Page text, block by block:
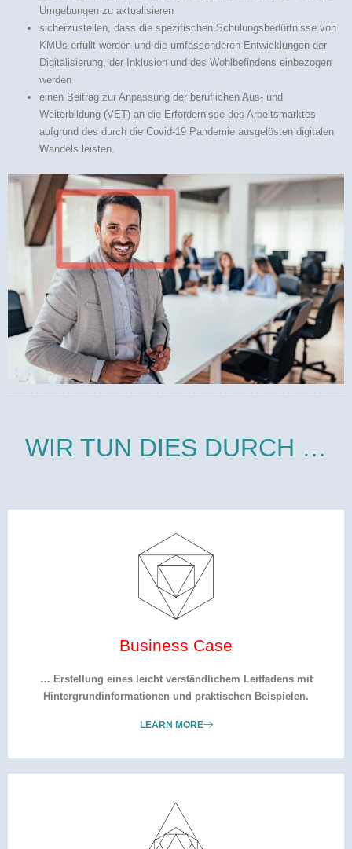
Umgebungen zu aktualisieren
sicherzustellen, dass die spezifischen Schulungsbedürfnisse von
KMUs erfüllt werden und die umfassenderen Entwicklungen der
Digitalisierung, der Inklusion und des Wohlbefindens einbezogen
werden
einen Beitrag zur Anpassung der beruflichen Aus- und
Weiterbildung (VET) an die Erfordernisse des Arbeitsmarktes
aufgrund des durch die Covid-19 Pandemie ausgelösten digitalen
Wandels leisten.
WIR TUN DIES DURCH …
Business Case
… Erstellung eines leicht verständlichem Leitfadens mit
Hintergrundinformationen und praktischen Beispielen.
LEARN MORE